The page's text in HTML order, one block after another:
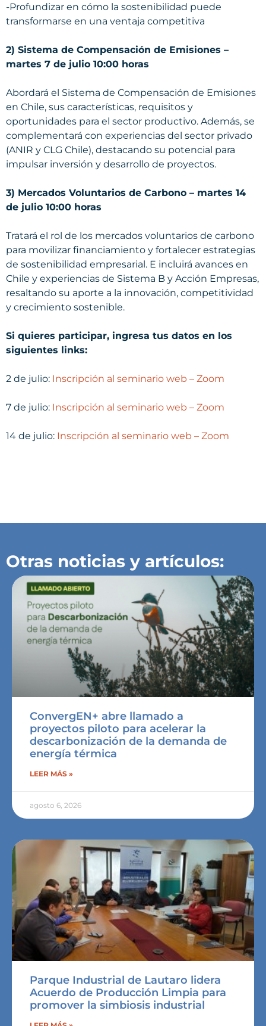
-Profundizar en cómo la sostenibilidad puede
transformarse en una ventaja competitiva
2) Sistema de Compensación de Emisiones –
martes 7 de julio 10:00 horas
Abordará el Sistema de Compensación de Emisiones
en Chile, sus características, requisitos y
oportunidades para el sector productivo. Además, se
complementará con experiencias del sector privado
(ANIR y CLG Chile), destacando su potencial para
impulsar inversión y desarrollo de proyectos.
3) Mercados Voluntarios de Carbono – martes 14
de julio 10:00 horas
Tratará el rol de los mercados voluntarios de carbono
para movilizar financiamiento y fortalecer estrategias
de sostenibilidad empresarial. E incluirá avances en
Chile y experiencias de Sistema B y Acción Empresas,
resaltando su aporte a la innovación, competitividad
y crecimiento sostenible.
Si quieres participar, ingresa tus datos en los
siguientes links:
2 de julio: Inscripción al seminario web – Zoom
7 de julio: Inscripción al seminario web – Zoom
14 de julio: Inscripción al seminario web – Zoom
Otras noticias y artículos:
ConvergEN+ abre llamado a
proyectos piloto para acelerar la
descarbonización de la demanda de
energía térmica
LEER MÁS »
agosto 6, 2026
Parque Industrial de Lautaro lidera
Acuerdo de Producción Limpia para
promover la simbiosis industrial